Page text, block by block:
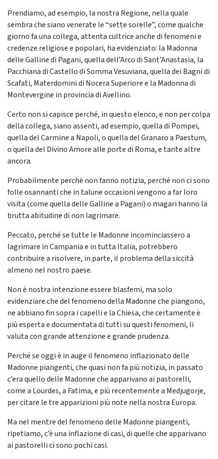
Prendiamo, ad esempio, la nostra Regione, nella quale
sembra che siano venerate le “sette sorelle”, come qualche
giorno fa una collega, attenta cultrice anche di fenomeni e
credenze religiose e popolari, ha evidenziato: la Madonna
delle Galline di Pagani, quella dell’Arco di Sant’Anastasia, la
Pacchiana di Castello di Somma Vesuviana, quella dei Bagni di
Scafati, Materdomini di Nocera Superiore e la Madonna di
Montevergine in provincia di Avellino.
Certo non si capisce perché, in questo elenco, e non per colpa
della collega, siano assenti, ad esempio, quella di Pompei,
quella del Carmine a Napoli, o quella del Granaro a Paestum,
o quella del Divino Amore alle porte di Roma, e tante altre
ancora.
Probabilmente perché non fanno notizia, perché non ci sono
folle osannanti che in talune occasioni vengono a far loro
visita (come quella delle Galline a Pagani) o magari hanno la
brutta abitudine di non lagrimare.
Peccato, perché se tutte le Madonne incominciassero a
lagrimare in Campania e in tutta Italia, potrebbero
contribuire a risolvere, in parte, il problema della siccità
almeno nel nostro paese.
Non è nostra intenzione essere blasfemi, ma solo
evidenziare che del fenomeno della Madonne che piangono,
ne abbiano fin sopra i capelli e la Chiesa, che certamente è
più esperta e documentata di tutti su questi fenomeni, li
valuta con grande attenzione e grande prudenza.
Perché se oggi è in auge il fenomeno inflazionato delle
Madonne piangenti, che quasi non fa più notizia, in passato
c’era quello delle Madonne che apparivano ai pastorelli,
come a Lourdes, a Fatima, e più recentemente a Medjugorje,
per citare le tre apparizioni più note nella nostra Europa.
Ma nel mentre del fenomeno delle Madonne piangenti,
ripetiamo, c’è una inflazione di casi, di quelle che apparivano
ai pastorelli ci sono pochi casi.